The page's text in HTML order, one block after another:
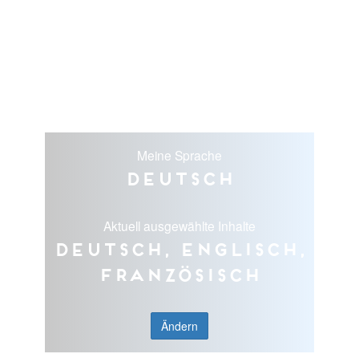
Meine Sprache
Deutsch
Aktuell ausgewählte Inhalte
Deutsch, Englisch,
Französisch
Ändern